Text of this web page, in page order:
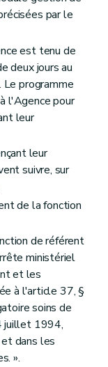
par le
est tenu de
deux jours au
Le programme
l'Agence pour
leur
leur
suivre, sur
de la fonction
de référent
ministériel
et les
à l'article 37, §
soins de
juillet 1994,
dans les
».